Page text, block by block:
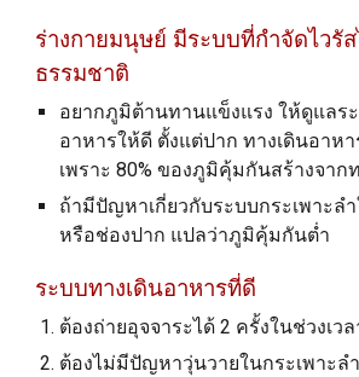
ร่างกายมนุษย์ มีระบบที่กำจัดไวรัส
ธรรมชาติ
อยากภูมิต้านทานแข็งแรง ให้ดูแลร
อาหารให้ดี ตั้งแต่ปาก ทางเดินอาหา
เพราะ 80% ของภูมิคุ้มกันสร้างจาก
ถ้ามีปัญหาเกี่ยวกับระบบกระเพาะล
หรือช่องปาก แปลว่าภูมิคุ้มกันต่ำ
ระบบทางเดินอาหารที่ดี
ต้องถ่ายอุจจาระได้ 2 ครั้งในช่วงเวล
ต้องไม่มีปัญหาวุ่นวายในกระเพาะล